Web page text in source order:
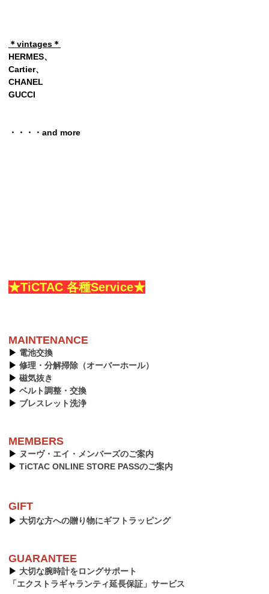
＊vintages＊
HERMES、
Cartier、
CHANEL
GUCCI
・・・・and more
★TiCTAC 各種Service★
MAINTENANCE
▶︎ 電池交換
▶︎ 修理・分解掃除（オーバーホール）
▶︎ 磁気抜き
▶︎ ベルト調整・交換
▶︎ ブレスレット洗浄
MEMBERS
▶︎ ヌーヴ・エイ・メンバーズのご案内
▶︎ TiCTAC ONLINE STORE PASSのご案内
GIFT
▶︎ 大切な方への贈り物にギフトラッピング
GUARANTEE
▶︎ 大切な腕時計をロングサポート
「エクストラギャランティ延長保証」サービス